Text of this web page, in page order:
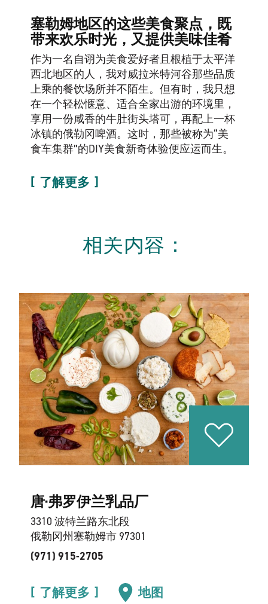
塞勒姆地区的这些美食聚点，既
带来欢乐时光，又提供美味佳肴
作为一名自诩为美食爱好者且根植于太平洋
西北地区的人，我对威拉米特河谷那些品质
上乘的餐饮场所并不陌生。但有时，我只想
在一个轻松惬意、适合全家出游的环境里，
享用一份咸香的牛肚街头塔可，再配上一杯
冰镇的俄勒冈啤酒。这时，那些被称为“美
食车集群”的DIY美食新奇体验便应运而生。
了解更多
相关内容：
唐·弗罗伊兰乳品厂
3310 波特兰路东北段
俄勒冈州塞勒姆市 97301
(971) 915-2705
了解更多 地图